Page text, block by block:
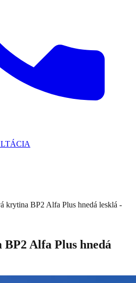
krytina BP2 Alfa Plus hnedá lesklá -
Alfa Plus hnedá